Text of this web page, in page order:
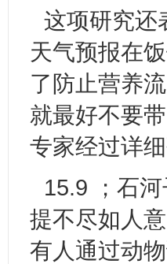
这项研究还
天气预报在
了防止营养
就最好不要
专家经过详
15.9 ；石
提不尽如人
有人通过动